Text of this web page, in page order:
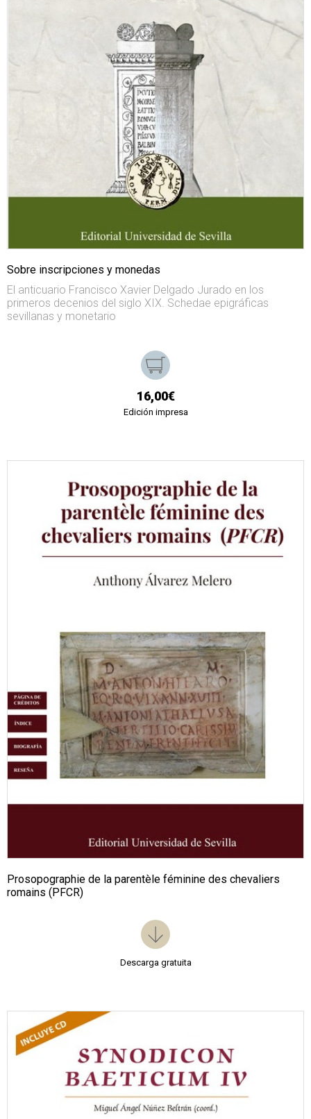
Sobre inscripciones y monedas
El anticuario Francisco Xavier Delgado Jurado en los
primeros decenios del siglo XIX. Schedae epigráficas
sevillanas y monetario
16,00€
Edición impresa
Prosopographie de la parentèle féminine des chevaliers
romains (PFCR)
Descarga gratuita